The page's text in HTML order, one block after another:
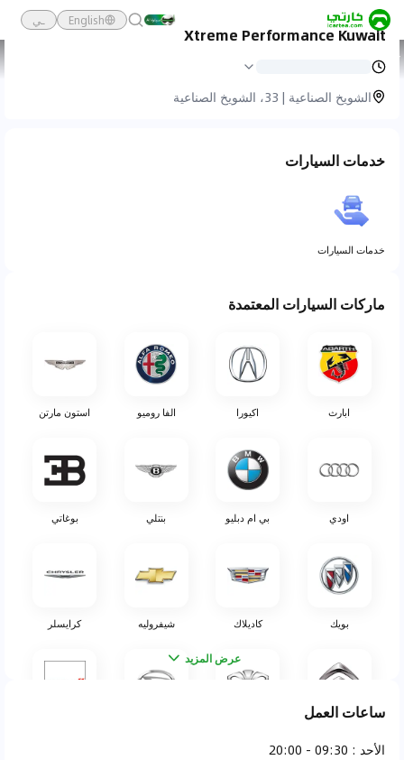
English ـي
كارتي
Xtreme Performance Kuwait
الشويخ الصناعية | 33، الشويخ الصناعية
خدمات السيارات
خدمات السيارات
ماركات السيارات المعتمدة
ابارث اكيورا الفا روميو استون مارتن
اودي بي ام دبليو بنتلي بوغاتي
بويك كاديلاك شيفروليه كرايسلر
عرض المزيد
ساعات العمل
الأحد :
09:30 - 20:00